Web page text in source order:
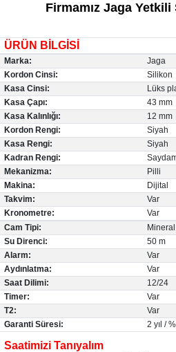
& Racquet Club
Firmamız Jaga Yetkili
ÜRÜN BİLGİSİ
Marka:
Jaga
Kordon Cinsi:
Silikon
Kasa Cinsi:
Lüks
Kasa Çapı:
43 mm
Kasa Kalınlığı:
12 mm
Kordon Rengi:
Siyah
Kasa Rengi:
Siyah
Kadran Rengi:
Mekanizma:
Pilli
Makina:
Dijital
Takvim:
Var
Kronometre:
Var
Cam Tipi:
Mineral
Su Direnci:
50 m
Alarm:
Var
Aydınlatma:
Var
Saat Dilimi:
12/24
Timer:
Var
T2:
Var
Garanti Süresi:
2 yıl /
Saatimizi Tanıyalım